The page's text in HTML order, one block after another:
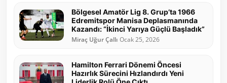
Bölgesel Amatör Lig 8. Grup’ta 1966
Edremitspor Manisa Deplasmanında
Kazandı: “İkinci Yarıya Güçlü Başladık”
Miraç Uğur Çallı Ocak 25, 2026
Hamilton Ferrari Dönemi Öncesi
Hazırlık Sürecini Hızlandırdı Yeni